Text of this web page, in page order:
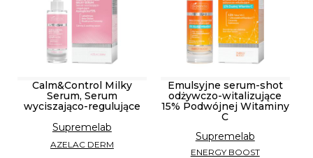
Calm&Control Milky
Serum, Serum
wyciszająco-regulujące
Supremelab
AZELAC DERM
Emulsyjne serum-shot
odżywczo-witalizujące
15% Podwójnej Witaminy
C
Supremelab
ENERGY BOOST